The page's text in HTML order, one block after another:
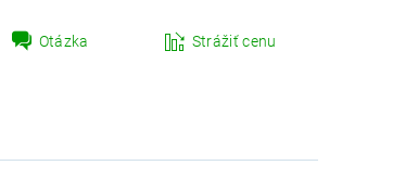
Otázka Strážiť cenu